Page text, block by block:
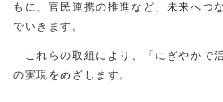
もに、官民連携の推進など、未来へつ
でいきます。
これらの取組により、「にぎやかで
の実現をめざします。